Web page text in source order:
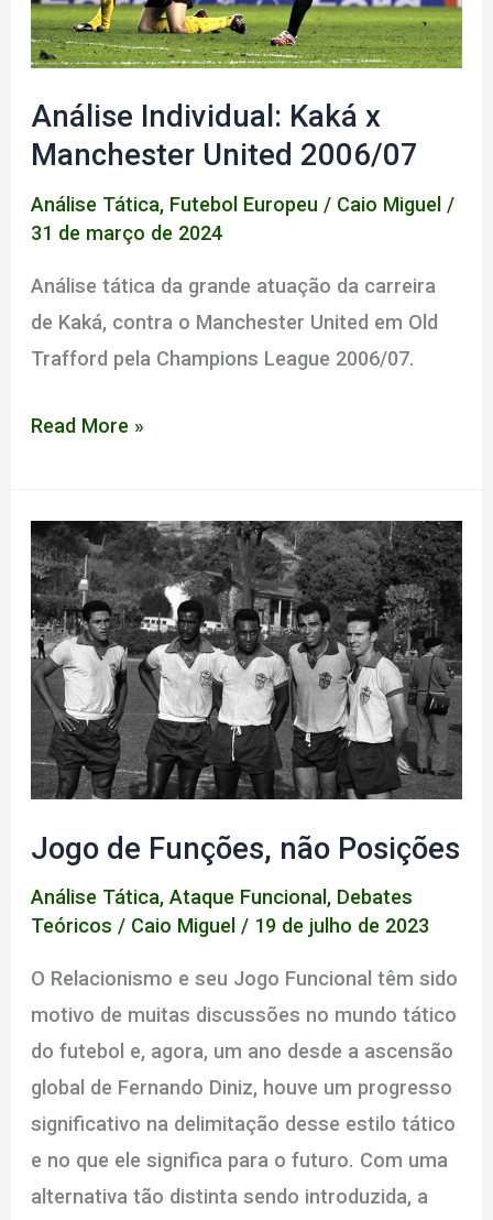
Fábregas)
Análise Individual: Kaká x
Manchester United 2006/07
Análise Tática, Futebol Europeu / Caio Miguel /
31 de março de 2024
Análise tática da grande atuação da carreira
de Kaká, contra o Manchester United em Old
Trafford pela Champions League 2006/07.
Análise
x
Manchester
United
2006/07
Read More »
Jogo de Funções, não Posições
Análise Tática,Ataque Funcional , Debates
Teóricos / Caio Miguel/ 19 de julho de 2023
O Relacionismo e seu Jogo Funcional têm sido
motivo de muitas discussões no mundo tático
do futebol e, agora, um ano desde a ascensão
global de Fernando Diniz, houve um progresso
significativo na delimitação desse estilo tático
e no que ele significa para o futuro. Com uma
alternativa tão distinta sendo introduzida, a